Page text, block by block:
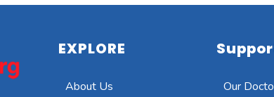
EXPLORE
About Us
Our